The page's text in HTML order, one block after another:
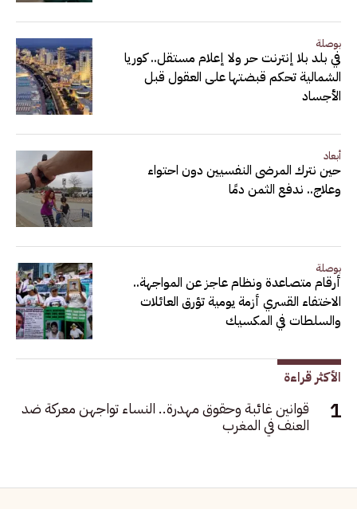
بوصلة
في بلد بلا إنترنت حر ولا إعلام مستقل.. كوريا
الشمالية تحكم قبضتها على العقول قبل
الأجساد
أبعاد
حين نترك المرضى النفسيين دون احتواء
وعلاج.. ندفع الثمن دمًا
بوصلة
أرقام متصاعدة ونظام عاجز عن المواجهة..
الاختفاء القسري أزمة يومية تؤرق العائلات
والسلطات في المكسيك
الأكثر قراءة
قوانين غائبة وحقوق مهدرة.. النساء تواجهن معركة ضد
العنف في المغرب